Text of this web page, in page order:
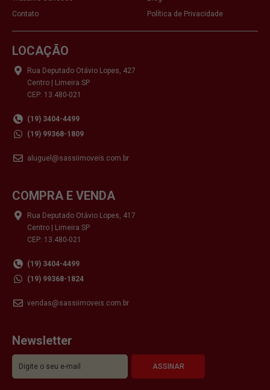
Contato
Política de Privacidade
LOCAÇÃO
Rua Deputado Otávio Lopes, 427
Centro | Limeira SP
CEP: 13.480-021
(19) 3404-4499
(19) 99368-1809
aluguel@sassiimoveis.com.br
COMPRA E VENDA
Rua Deputado Otávio Lopes, 417
Centro | Limeira SP
CEP: 13.480-021
(19) 3404-4499
(19) 99368-1824
vendas@sassiimoveis.com.br
Newsletter